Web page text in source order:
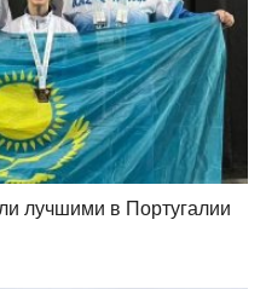
лучшими в Португалии